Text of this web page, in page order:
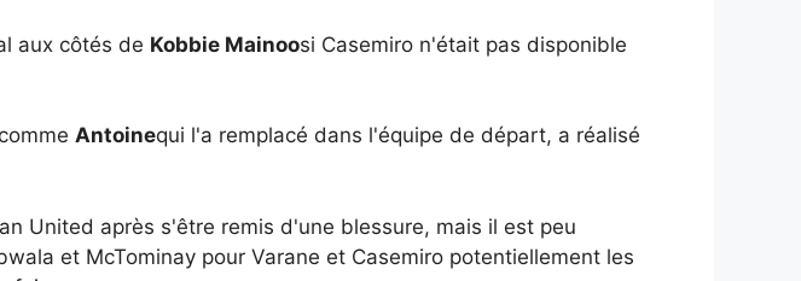
aux côtés de Kobbie Mainoosi Casemiro n'était pas disponible
Antoinequi l'a remplacé dans l'équipe de départ, a réalisé
United après s'être remis d'une blessure, mais il est peu
et McTominay pour Varane et Casemiro potentiellement les